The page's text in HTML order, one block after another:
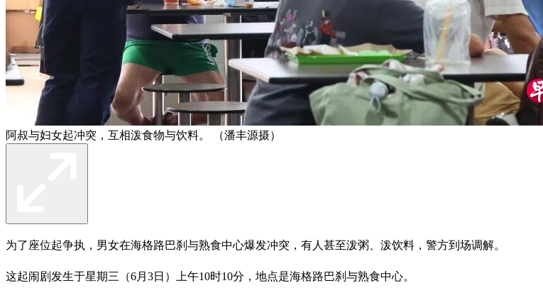
阿叔与妇女起冲突，互相泼食物与饮料。 （潘丰源摄）
为了座位起争执，男女在海格路巴刹与熟食中心爆发冲突，有人甚至泼粥、泼饮料，警方到场调解。
这起闹剧发生于星期三（6月3日）上午10时10分，地点是海格路巴刹与熟食中心。